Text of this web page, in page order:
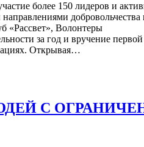
более 150 лидеров и
добровольчества
«Рассвет», Волонтеры
за год и вручение первой
Открывая…
С